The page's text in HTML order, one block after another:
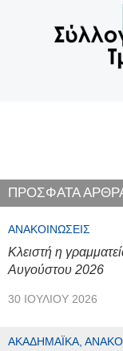
ΠΡΟΣΦΑΤΑ
ΑΝΑΚΟΙΝΏΣΕΙΣ
Κλειστή η
Αυγούστου 2026
30 ΙΟΥΛΊΟΥ 2026
ΑΚΑΔΗΜΑΪΚΆ,